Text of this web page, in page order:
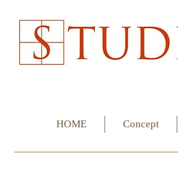
HOME Concept